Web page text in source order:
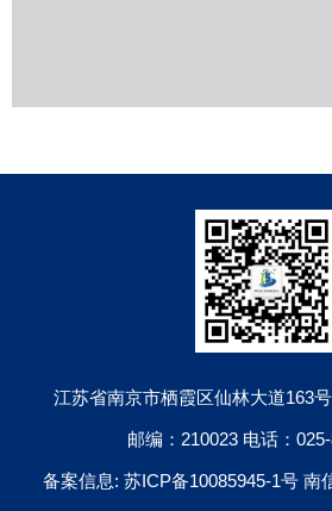
江苏省南京市栖霞区仙林大道163
邮编：210023 电话：
备案信息: 苏ICP备10085945-1号 南